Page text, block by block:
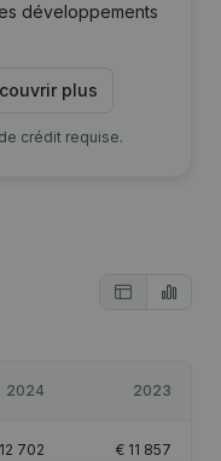
développements
plus
crédit requise.
2024 2023
12 702 € 11 857